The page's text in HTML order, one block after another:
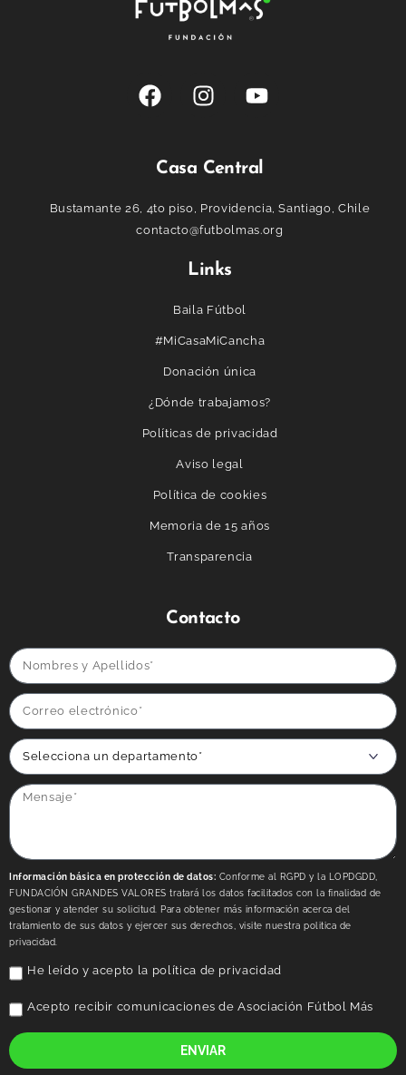
Casa Central
Bustamante 26, 4to piso, Providencia, Santiago, Chile
contacto@futbolmas.org
Links
Baila Fútbol
#MiCasaMiCancha
Donación única
¿Dónde trabajamos?
Políticas de privacidad
Aviso legal
Política de cookies
Memoria de 15 años
Transparencia
Contacto
Información básica en protección de datos: Conforme al RGPD y la LOPDGDD,
FUNDACIÓN GRANDES VALORES tratará los datos facilitados con la finalidad de
gestionar y atender su solicitud. Para obtener más información acerca del
tratamiento de sus datos y ejercer sus derechos, visite nuestra politica de
privacidad.
He leído y acepto la política de privacidad
Acepto recibir comunicaciones de Asociación Fútbol Más
ENVIAR